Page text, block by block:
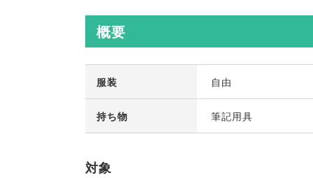
概要
服装 自由
持ち物 筆記用具
対象